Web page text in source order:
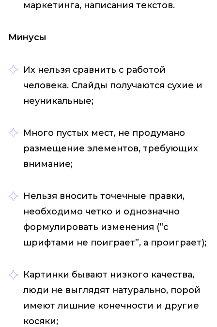
маркетинга, написания текстов.
Минусы
Их нельзя сравнить с работой
человека. Слайды получаются сухие и
неуникальные;
Много пустых мест, не продумано
размещение элементов, требующих
внимание;
Нельзя вносить точечные правки,
необходимо четко и однозначно
формулировать изменения (“с
шрифтами не поиграет”, а проиграет);
Картинки бывают низкого качества,
люди не выглядят натурально, порой
имеют лишние конечности и другие
косяки;